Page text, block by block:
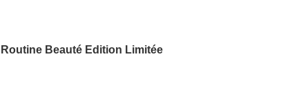
Beauté Edition Limitée